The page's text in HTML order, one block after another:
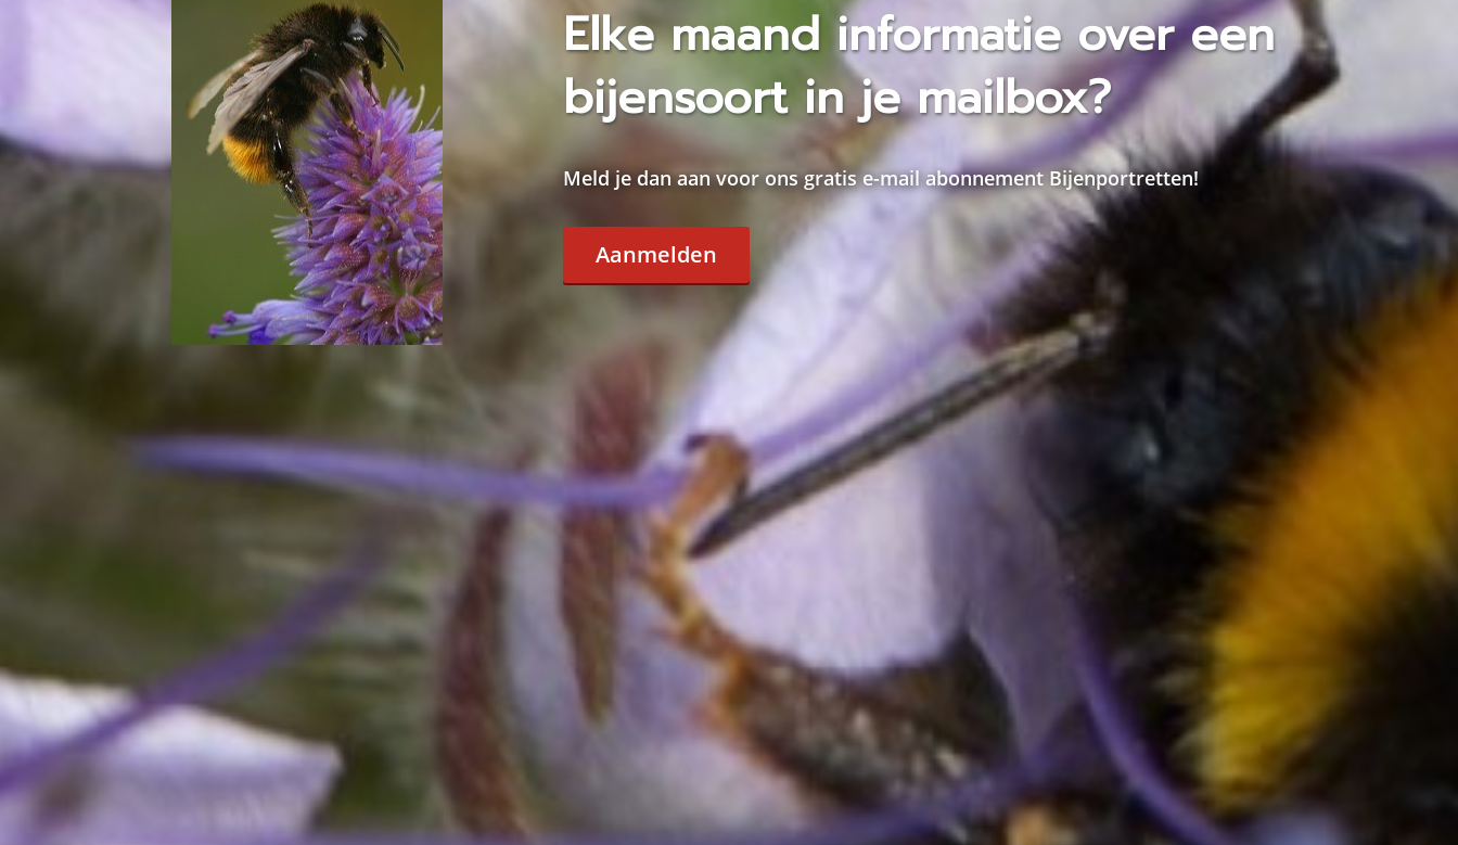
Elke maand informatie over een
bijensoort in je mailbox?
Meld je dan aan voor ons gratis e-mail abonnement Bijenportretten!
Aanmelden